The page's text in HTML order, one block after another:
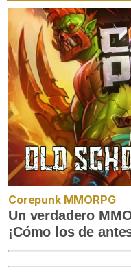
Corepunk MMORPG
Un verdadero
¡Cómo los de